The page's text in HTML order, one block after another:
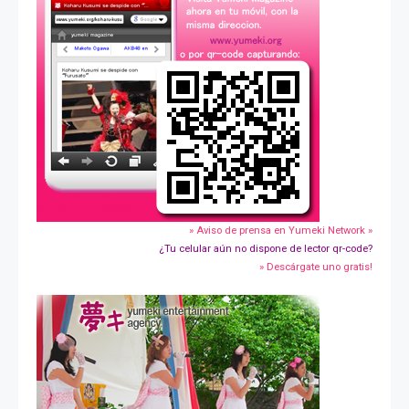
» Aviso de prensa en Yumeki Network »
¿Tu celular aún no dispone de lector qr-code?
» Descárgate uno gratis!